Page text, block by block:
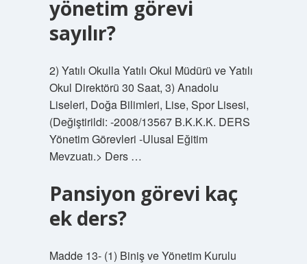
yönetim görevi
sayılır?
2) Yatılı Okulla Yatılı Okul Müdürü ve Yatılı
Okul Direktörü 30 Saat, 3) Anadolu
Liseleri, Doğa Bilimleri, Lise, Spor Lisesi,
(Değiştirildi: -2008/13567 B.K.K.K. DERS
Yönetim Görevleri -Ulusal Eğitim
Mevzuatı.> Ders …
Pansiyon görevi kaç
ek ders?
Madde 13- (1) Biniş ve Yönetim Kurulu